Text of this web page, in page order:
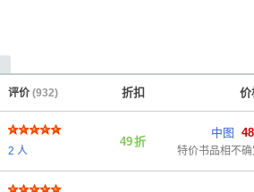
评价 (932) 折扣 价
2 人
49折
中图
特价书品相不